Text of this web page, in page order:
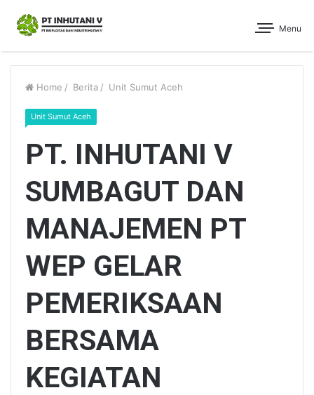
Menu
Home / Berita / Unit Sumut Aceh
Unit Sumut Aceh
PT. INHUTANI V
SUMBAGUT DAN
MANAJEMEN PT
WEP GELAR
PEMERIKSAAN
BERSAMA
KEGIATAN